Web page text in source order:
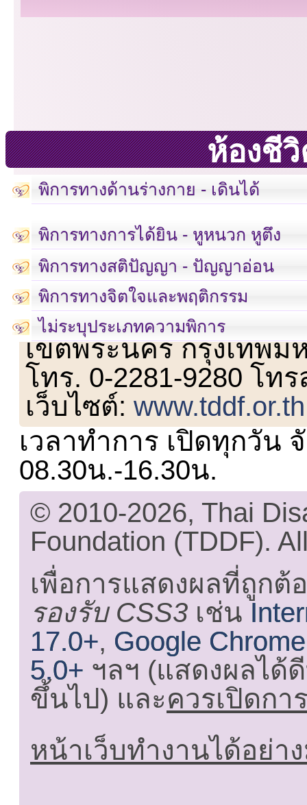
ห้องชี
พิการทางด้านร่างกาย - เดินได้
พิการทางการได้ยิน - หูหนวก หูตึง
พิการทางสติปัญญา - ปัญญาอ่อน
พิการทางจิตใจและพฤติกรรม
ไม่ระบุประเภทความพิการ
เลขที่ 23 ชั้น 2 ถนนวิ
เขตพระนคร กรุงเทพม
โทร. 0-2281-9280 โท
เว็บไซต์:www.tddf.or.th
เวลาทำการ เปิดทุกวัน
08.30น.-16.30น.
© 2010-2026, Thai
Foundation (TDDF).
เพื่อการแสดงผลที่ถูกต้
รองรับ CSS3 เช่น
17.0+, Google
5.0+ ฯลฯ (แสดงผลได้
ขึ้นไป) และควรเปิดกา
หน้าเว็บทำงานได้อย่า